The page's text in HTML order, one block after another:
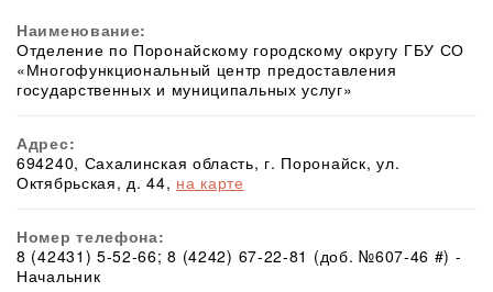
Наименование:
Отделение по Поронайскому городскому округу ГБУ СО
«Многофункциональный центр предоставления
государственных и муниципальных услуг»
Адрес:
694240, Сахалинская область, г. Поронайск, ул.
Октябрьская, д. 44, на карте
Номер телефона:
8 (42431) 5-52-66; 8 (4242) 67-22-81 (доб. №607-46 #) -
Начальник